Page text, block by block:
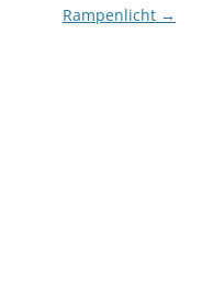
Rampenlicht →